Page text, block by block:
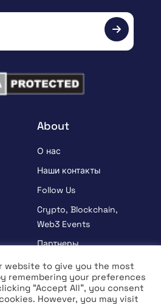
About
О нас
Наши контакты
Follow Us
Crypto, Blockchain,
Web3 Events
Партнеры
Положения и условия
Политика
конфиденциальности
website to give you the most
remembering your preferences
“Accept All”, you consent
However, you may visit